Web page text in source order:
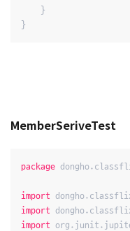
    }
}
MemberSeriveTest
package
import
import
import